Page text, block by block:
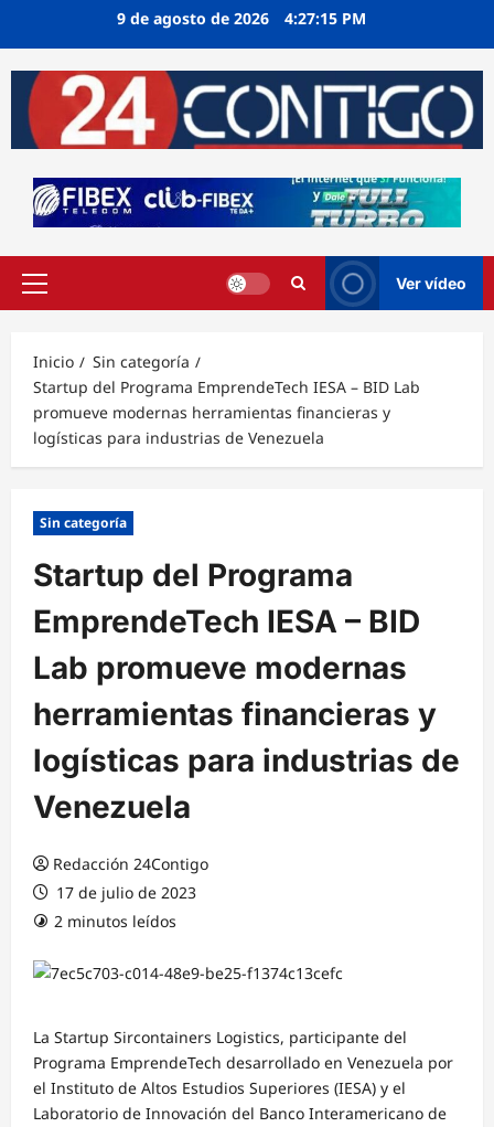
9 de agosto de 2026 4:27:16 PM
Menú
Ver vídeo
Inicio
Sin categoría
Startup del Programa EmprendeTech IESA – BID Lab
promueve modernas herramientas financieras y
logísticas para industrias de Venezuela
Sin categoría
Startup del Programa
EmprendeTech IESA – BID
Lab promueve modernas
herramientas financieras y
logísticas para industrias de
Venezuela
Redacción 24Contigo
17 de julio de 2023
2 minutos leídos
La Startup Sircontainers Logistics, participante del
Programa EmprendeTech desarrollado en Venezuela por
el Instituto de Altos Estudios Superiores (IESA) y el
Laboratorio de Innovación del Banco Interamericano de